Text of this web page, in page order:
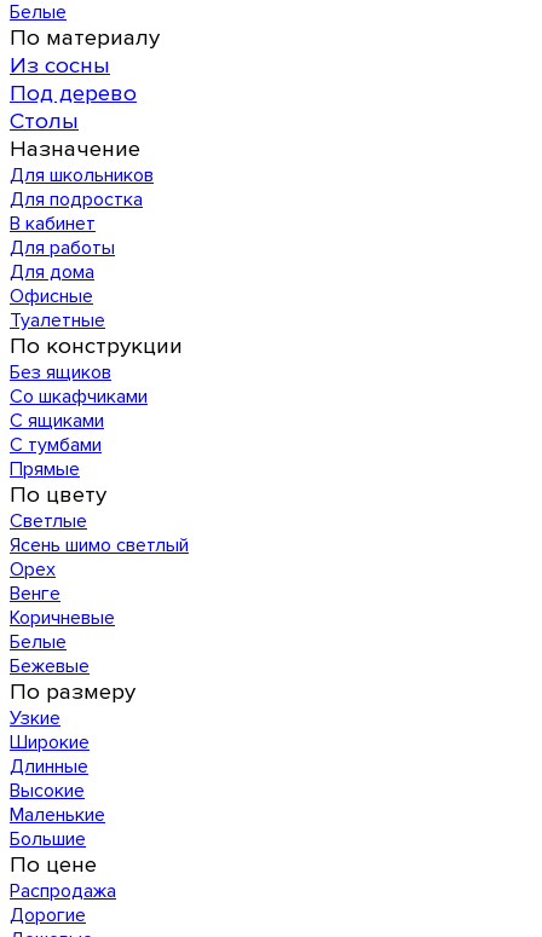
Белые
По материалу
Из сосны
Под дерево
Столы
Назначение
Для школьников
Для подростка
В кабинет
Для работы
Для дома
Офисные
Туалетные
По конструкции
Без ящиков
Со шкафчиками
С ящиками
С тумбами
Прямые
По цвету
Светлые
Ясень шимо светлый
Орех
Венге
Коричневые
Белые
Бежевые
По размеру
Узкие
Широкие
Длинные
Высокие
Маленькие
Большие
По цене
Распродажа
Дорогие